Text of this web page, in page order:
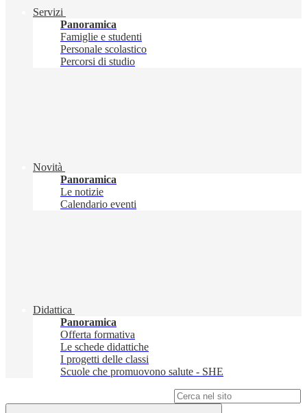
Servizi
Panoramica
Famiglie e studenti
Personale scolastico
Percorsi di studio
Novità
Panoramica
Le notizie
Calendario eventi
Didattica
Panoramica
Offerta formativa
Le schede didattiche
I progetti delle classi
Scuole che promuovono salute - SHE